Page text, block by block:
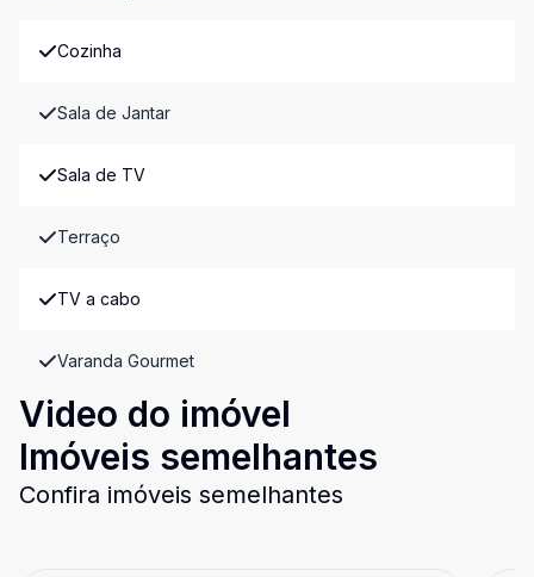
Cozinha
Sala de Jantar
Sala de TV
Terraço
TV a cabo
Varanda Gourmet
Video do imóvel
Imóveis semelhantes
Confira imóveis semelhantes